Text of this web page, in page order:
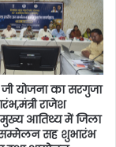
जी योजना का सरगुजा
राजेश
आतिथ्य में जिला
सह शुभारंभ